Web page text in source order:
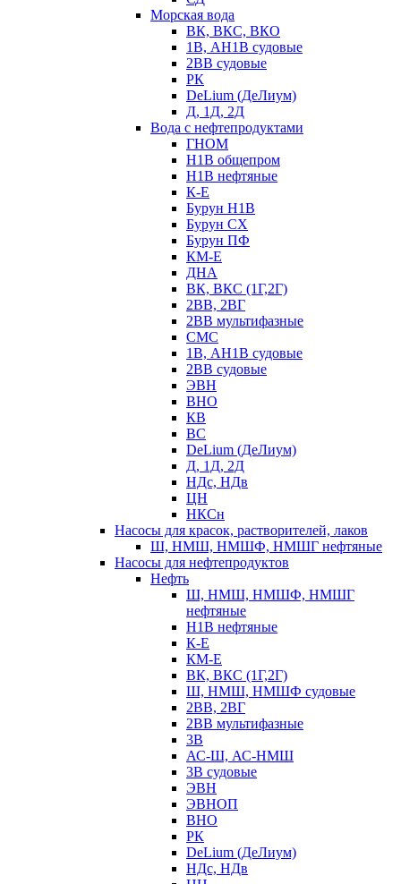
Морская вода
ВК, ВКС, ВКО
1В, АН1В судовые
2ВВ судовые
РК
DeLium (ДеЛиум)
Д, 1Д, 2Д
Вода с нефтепродуктами
ГНОМ
Н1В общепром
Н1В нефтяные
К-Е
Бурун Н1В
Бурун СХ
Бурун ПФ
КМ-Е
ДНА
ВК, ВКС (1Г,2Г)
2ВВ, 2ВГ
2ВВ мультифазные
СМС
1В, АН1В судовые
2ВВ судовые
ЭВН
ВНО
КВ
ВС
DeLium (ДеЛиум)
Д, 1Д, 2Д
НДс, НДв
ЦН
НКСн
Насосы для красок, растворителей, лаков
Ш, НМШ, НМШФ, НМШГ нефтяные
Насосы для нефтепродуктов
Нефть
Ш, НМШ, НМШФ, НМШГ
нефтяные
Н1В нефтяные
К-Е
КМ-Е
ВК, ВКС (1Г,2Г)
Ш, НМШ, НМШФ судовые
2ВВ, 2ВГ
2ВВ мультифазные
3В
АС-Ш, АС-НМШ
3В судовые
ЭВН
ЭВНОП
ВНО
РК
DeLium (ДеЛиум)
НДс, НДв